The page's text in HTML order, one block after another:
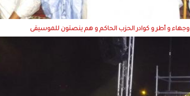
وجهاء و أطر و كوادر الحزب الحاكم و هم ينصتون للموسيقى